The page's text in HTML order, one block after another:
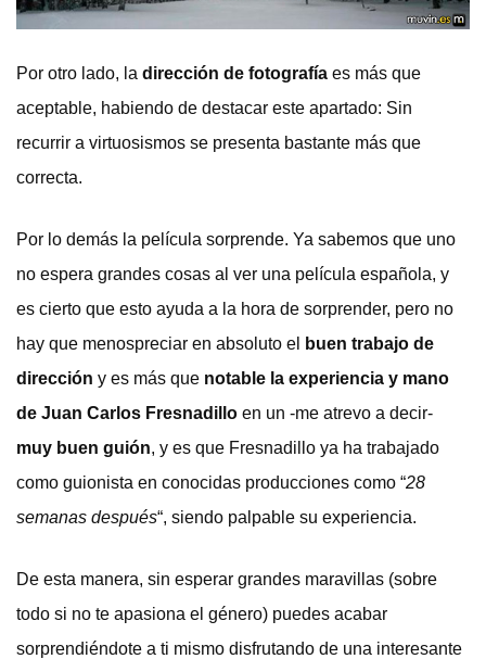
Por otro lado, la dirección de fotografía es más que
aceptable, habiendo de destacar este apartado: Sin
recurrir a virtuosismos se presenta bastante más que
correcta.
Por lo demás la película sorprende. Ya sabemos que uno
no espera grandes cosas al ver una película española, y
es cierto que esto ayuda a la hora de sorprender, pero no
hay que menospreciar en absoluto el
buen trabajo de
dirección y es más que notable la experiencia y mano
de Juan Carlos Fresnadillo en un -me atrevo a decir-
muy buen guión, y es que Fresnadillo ya ha trabajado
como guionista en conocidas producciones como “28
semanas después“, siendo palpable su experiencia.
De esta manera, sin esperar grandes maravillas (sobre
todo si no te apasiona el género) puedes acabar
sorprendiéndote a ti mismo disfrutando de una interesante